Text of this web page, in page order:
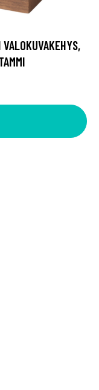
VALOKUVAKEHYS,